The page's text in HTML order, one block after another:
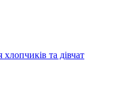
та дівчат